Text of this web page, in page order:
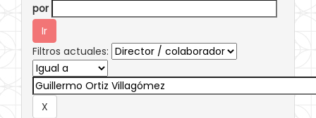
por
Filtros actuales: